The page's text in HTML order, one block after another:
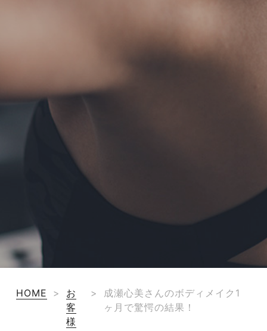
HOME >
お
客
様
>
成瀬心美さんのボディメイク1
ヶ月で驚愕の結果！